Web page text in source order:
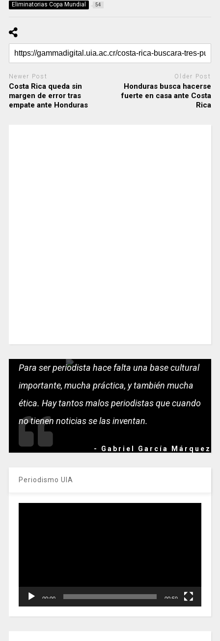
Eliminatorias Copa Mundial 54
Newer Post
Costa Rica queda sin
margen de error tras
empate ante Honduras
Older Post
Honduras busca hacerse
fuerte en casa ante Costa
Rica
Para ser periodista hace falta una base cultural
importante, mucha práctica, y también mucha
ética. Hay tantos malos periodistas que cuando
no tienen noticias se las inventan.
- Gabriel García Márquez
Periodismo UIA
00:00 00:59